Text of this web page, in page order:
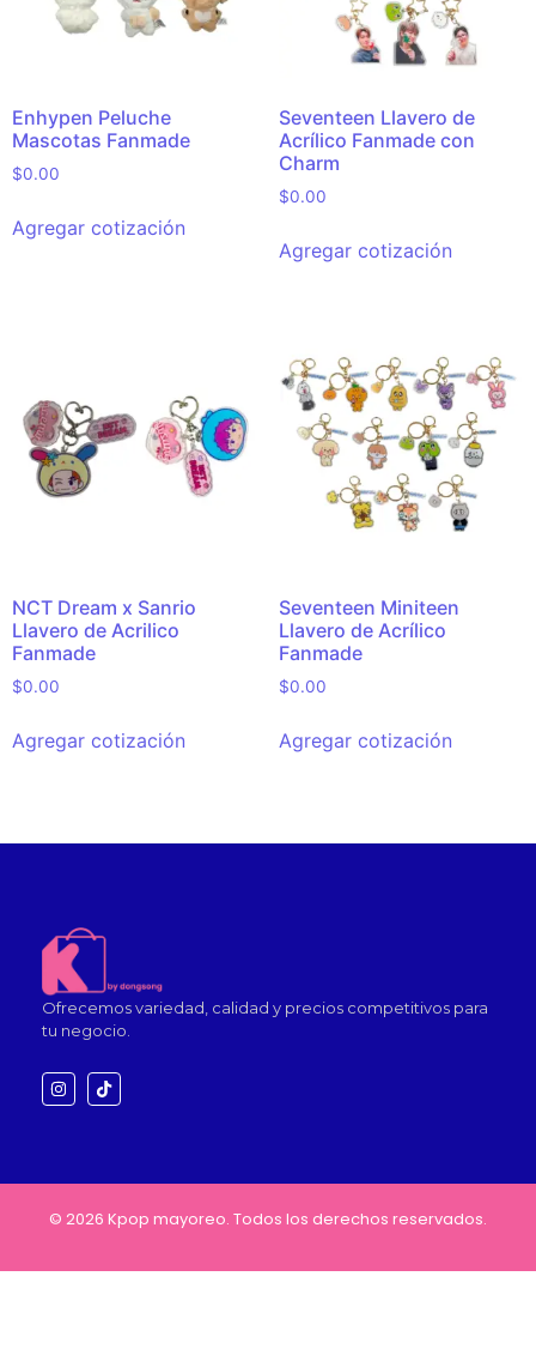
Enhypen Peluche
Mascotas Fanmade
$0.00
Agregar cotización
Seventeen Llavero de
Acrílico Fanmade con
Charm
$0.00
Agregar cotización
NCT Dream x Sanrio
Llavero de Acrilico
Fanmade
$0.00
Agregar cotización
Seventeen Miniteen
Llavero de Acrílico
Fanmade
$0.00
Agregar cotización
Ofrecemos variedad, calidad y precios competitivos para
tu negocio.
© 2026 Kpop mayoreo. Todos los derechos reservados.